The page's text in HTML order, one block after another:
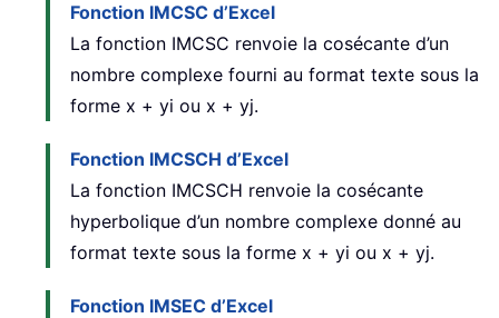
Fonction IMCSC d’Excel
La fonction IMCSC renvoie la cosécante d’un
nombre complexe fourni au format texte sous la
forme x + yi ou x + yj.
Fonction IMCSCH d’Excel
La fonction IMCSCH renvoie la cosécante
hyperbolique d’un nombre complexe donné au
format texte sous la forme x + yi ou x + yj.
Fonction IMSEC d’Excel